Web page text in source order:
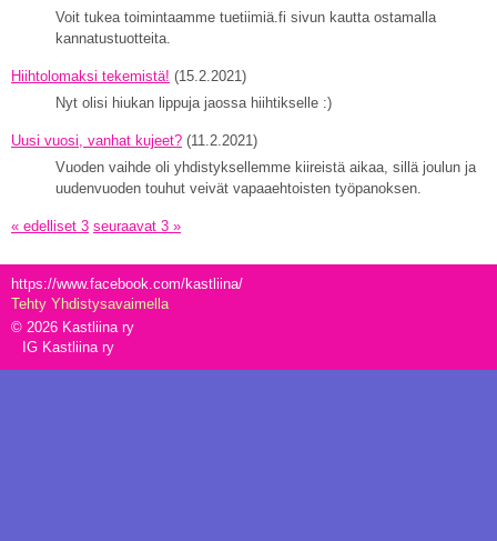
Voit tukea toimintaamme tuetiimiä.fi sivun kautta ostamalla
kannatustuotteita.
Hiihtolomaksi tekemistä! (15.2.2021)
Nyt olisi hiukan lippuja jaossa hiihtikselle :)
Uusi vuosi, vanhat kujeet? (11.2.2021)
Vuoden vaihde oli yhdistyksellemme kiireistä aikaa, sillä joulun ja
uudenvuoden touhut veivät vapaaehtoisten työpanoksen.
« edelliset 3 seuraavat 3 »
https://www.facebook.com/kastliina/
Tehty Yhdistysavaimella
© 2026 Kastliina ry
IG Kastliina ry